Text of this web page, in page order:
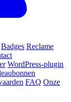
Badges Reclame
WordPress-plugin
FAQ Onze